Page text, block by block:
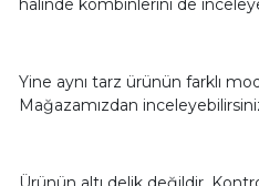
halinde kombinlerini de
Yine aynı tarz ürünün farklı
Mağazamızdan